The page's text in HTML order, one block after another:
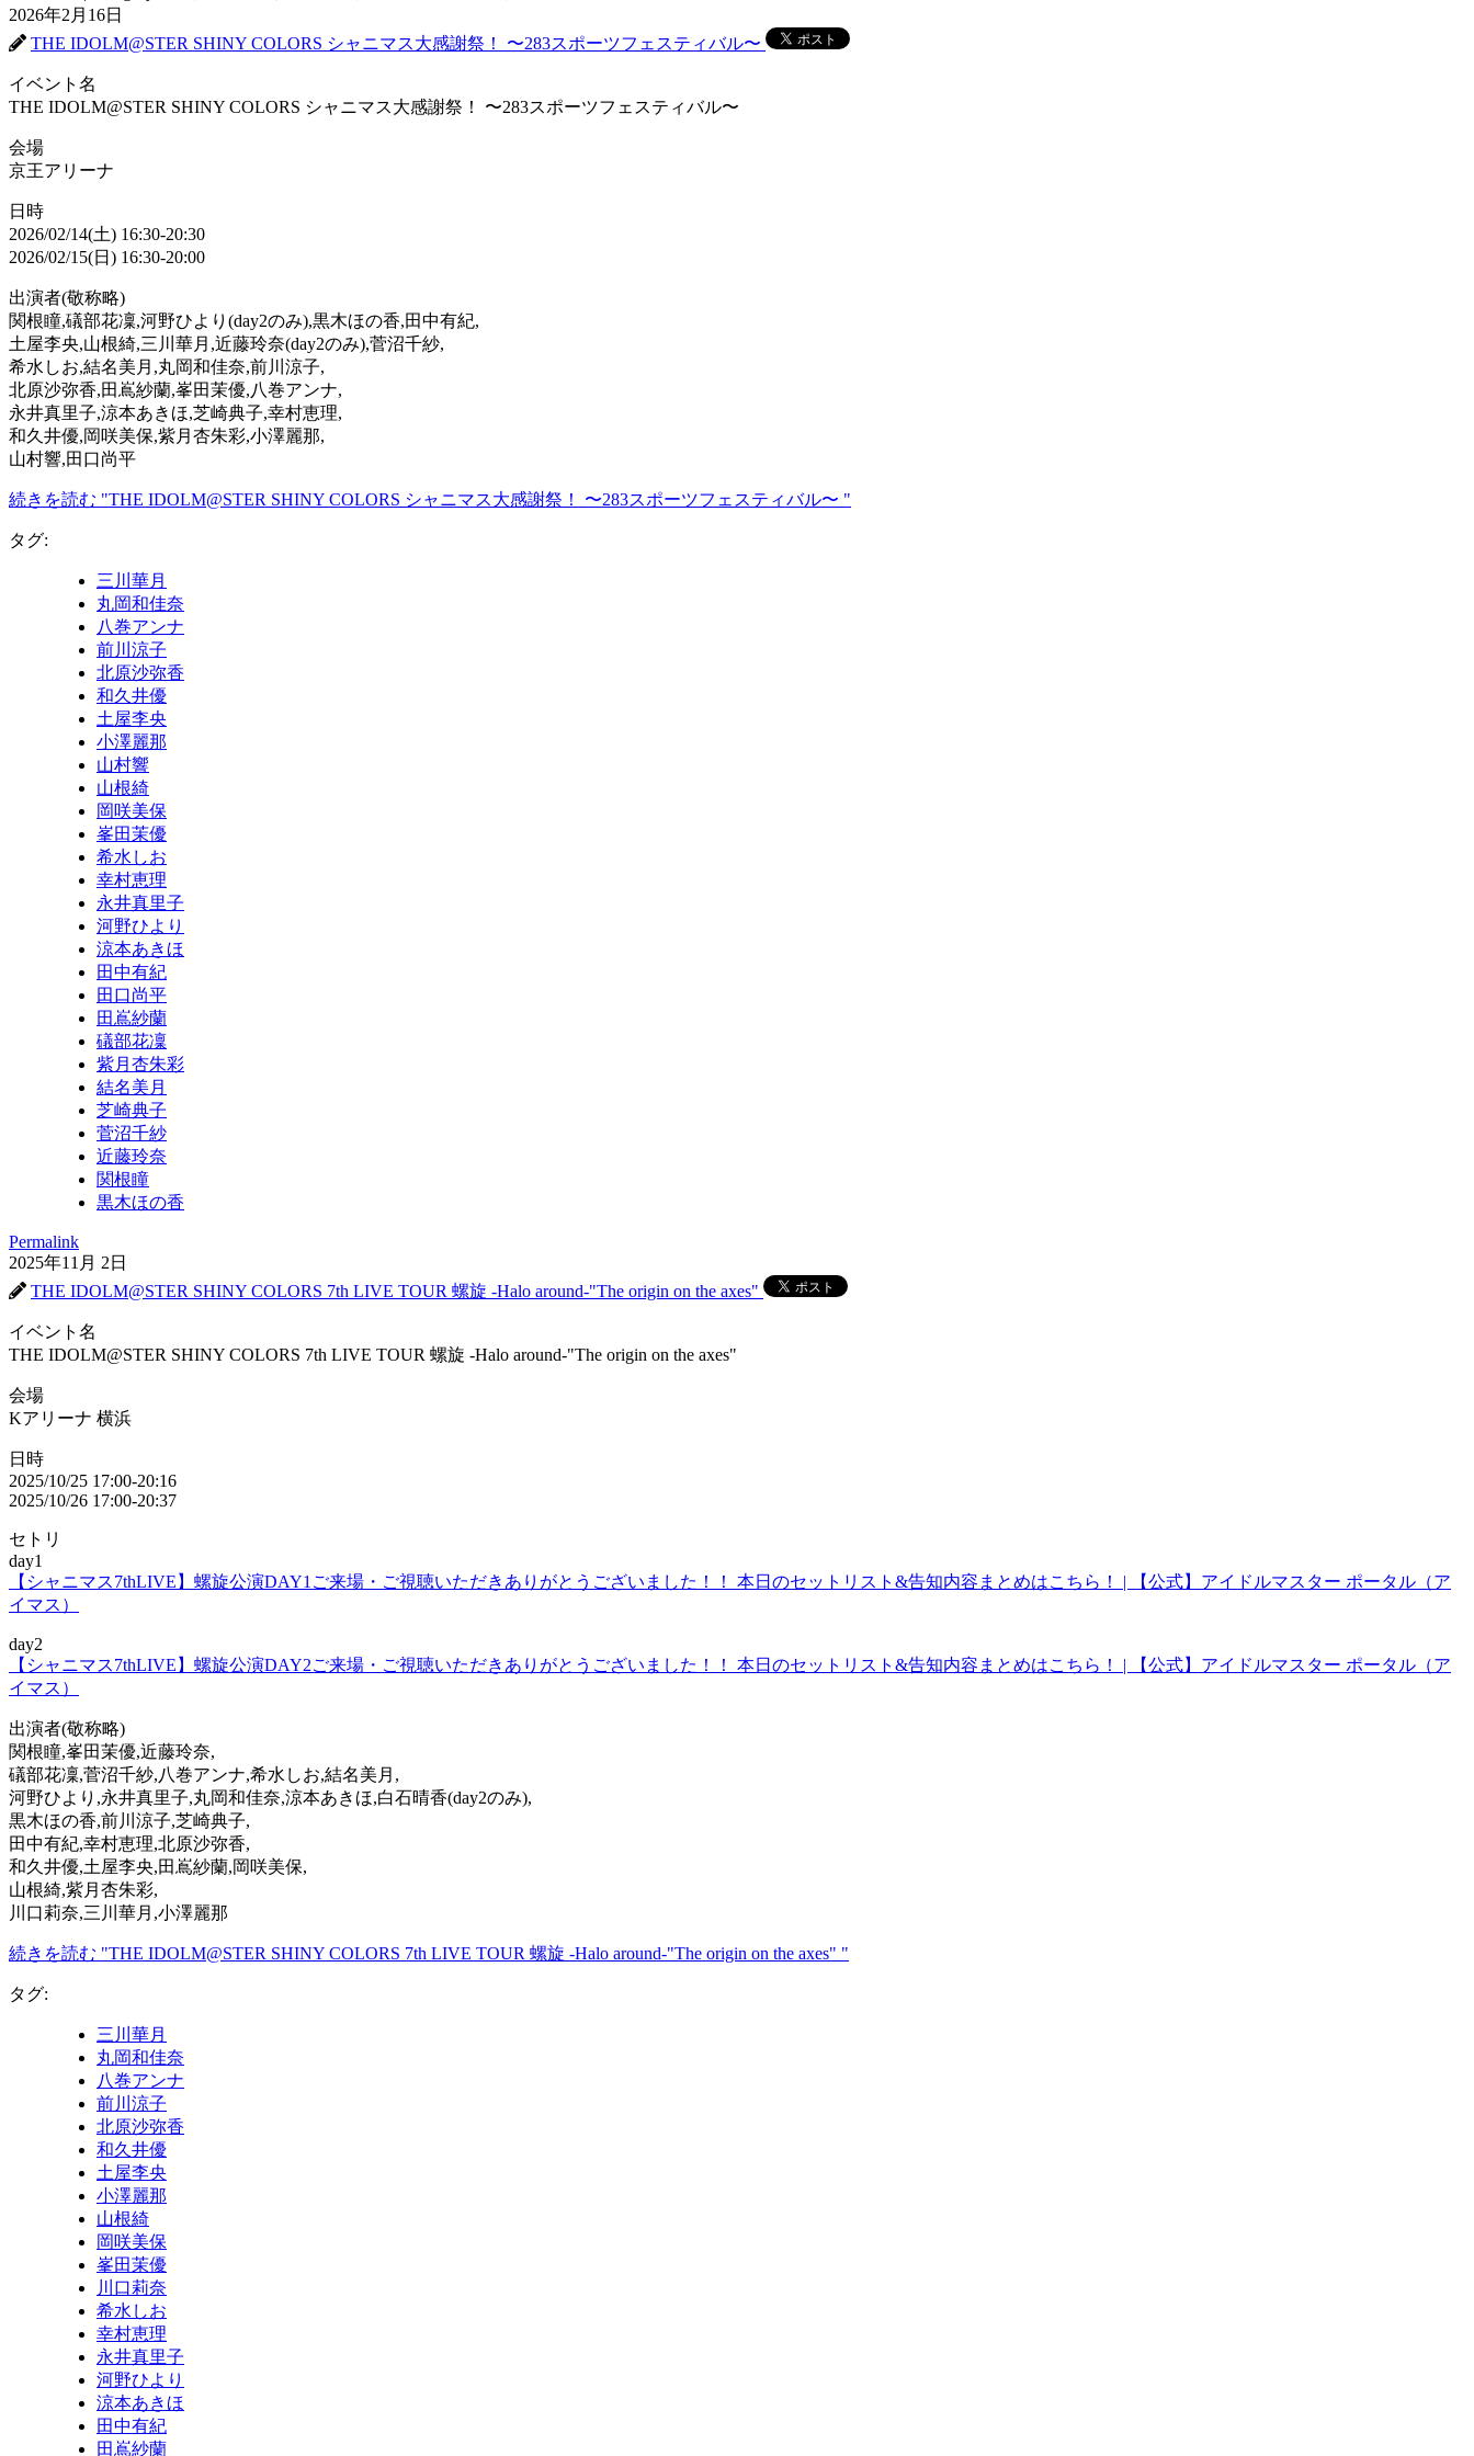
2026年2月16日
THE IDOLM@STER SHINY COLORS シャニマス大感謝祭！ 〜283スポーツフェスティバル〜
イベント名
THE IDOLM@STER SHINY COLORS シャニマス大感謝祭！ 〜283スポーツフェスティバル〜
会場
京王アリーナ
日時
2026/02/14(土) 16:30-20:30
2026/02/15(日) 16:30-20:00
出演者(敬称略)
関根瞳,礒部花凜,河野ひより(day2のみ),黒木ほの香,田中有紀,
土屋李央,山根綺,三川華月,近藤玲奈(day2のみ),菅沼千紗,
希水しお,結名美月,丸岡和佳奈,前川涼子,
北原沙弥香,田嶌紗蘭,峯田茉優,八巻アンナ,
永井真里子,涼本あきほ,芝崎典子,幸村恵理,
和久井優,岡咲美保,紫月杏朱彩,小澤麗那,
山村響,田口尚平
続きを読む "THE IDOLM@STER SHINY COLORS シャニマス大感謝祭！ 〜283スポーツフェスティバル〜 "
タグ:
三川華月
丸岡和佳奈
八巻アンナ
前川涼子
北原沙弥香
和久井優
土屋李央
小澤麗那
山村響
山根綺
岡咲美保
峯田茉優
希水しお
幸村恵理
永井真里子
河野ひより
涼本あきほ
田中有紀
田口尚平
田嶌紗蘭
礒部花凜
紫月杏朱彩
結名美月
芝崎典子
菅沼千紗
近藤玲奈
関根瞳
黒木ほの香
Permalink
2025年11月 2日
THE IDOLM@STER SHINY COLORS 7th LIVE TOUR 螺旋 -Halo around-"The origin on the axes"
イベント名
THE IDOLM@STER SHINY COLORS 7th LIVE TOUR 螺旋 -Halo around-"The origin on the axes"
会場
Kアリーナ 横浜
日時
2025/10/25 17:00-20:16
2025/10/26 17:00-20:37
セトリ
day1
【シャニマス7thLIVE】螺旋公演DAY1ご来場・ご視聴いただきありがとうございました！！ 本日のセットリスト&告知内容まとめはこちら！ | 【公式】アイドルマスター ポータル（ア
イマス）
day2
【シャニマス7thLIVE】螺旋公演DAY2ご来場・ご視聴いただきありがとうございました！！ 本日のセットリスト&告知内容まとめはこちら！ | 【公式】アイドルマスター ポータル（ア
イマス）
出演者(敬称略)
関根瞳,峯田茉優,近藤玲奈,
礒部花凜,菅沼千紗,八巻アンナ,希水しお,結名美月,
河野ひより,永井真里子,丸岡和佳奈,涼本あきほ,白石晴香(day2のみ),
黒木ほの香,前川涼子,芝崎典子,
田中有紀,幸村恵理,北原沙弥香,
和久井優,土屋李央,田嶌紗蘭,岡咲美保,
山根綺,紫月杏朱彩,
川口莉奈,三川華月,小澤麗那
続きを読む "THE IDOLM@STER SHINY COLORS 7th LIVE TOUR 螺旋 -Halo around-"The origin on the axes" "
タグ:
三川華月
丸岡和佳奈
八巻アンナ
前川涼子
北原沙弥香
和久井優
土屋李央
小澤麗那
山根綺
岡咲美保
峯田茉優
川口莉奈
希水しお
幸村恵理
永井真里子
河野ひより
涼本あきほ
田中有紀
田嶌紗蘭